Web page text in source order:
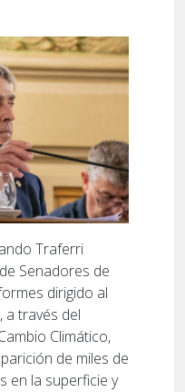
Traferri
Senadores de
dirigido al
a través del
Climático,
de miles de
en la superficie y